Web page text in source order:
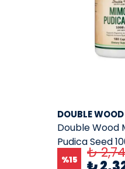
DOUBLE WOOD
Double Wood
Pudica Seed
Kapsül
%15 ₺